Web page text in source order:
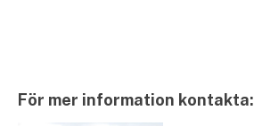
För mer information kontakta: